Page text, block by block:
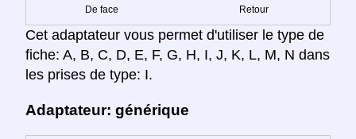
De face Retour
Cet adaptateur vous permet d'utiliser le type de
fiche: A, B, C, D, E, F, G, H, I, J, K, L, M, N dans
les prises de type: I.
Adaptateur: générique